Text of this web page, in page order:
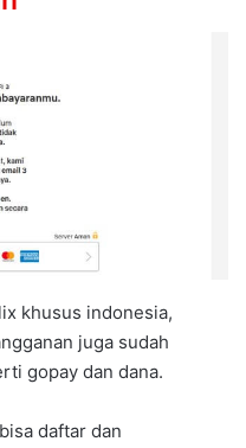
khusus indonesia,
juga sudah
gopay dan dana.
daftar dan